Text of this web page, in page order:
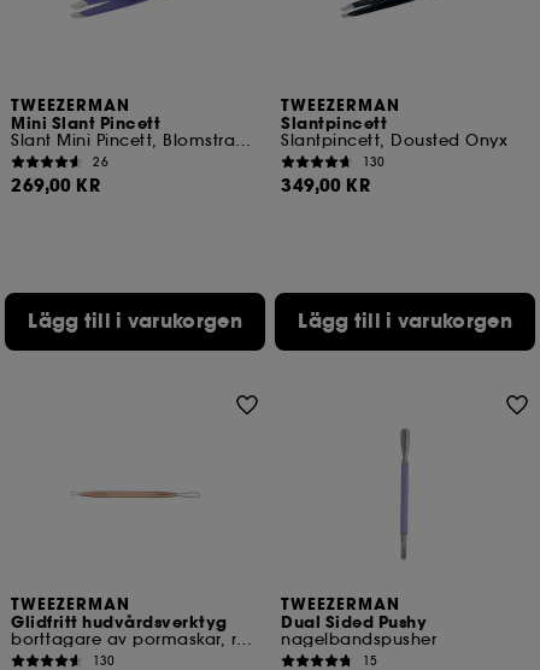
TWEEZERMAN
Mini Slant Pincett
Slant Mini Pincett, Blomstrande Lila
26
269,00 KR
Lägg till i varukorgen
TWEEZERMAN
Slantpincett
Slantpincett, Dousted Onyx
130
349,00 KR
Lägg till i varukorgen
TWEEZERMAN
Glidfritt hudvårdsverktyg
borttagare av pormaskar, roséguld
130
TWEEZERMAN
Dual Sided Pushy
nagelbandspusher
15